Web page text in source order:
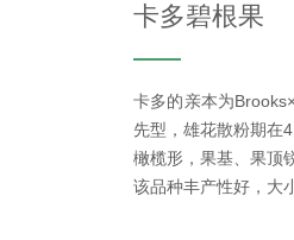
卡多碧根果
卡多的亲本为
先型，雄花散粉期在
橄榄形，果基、果顶
该品种丰产性好，大